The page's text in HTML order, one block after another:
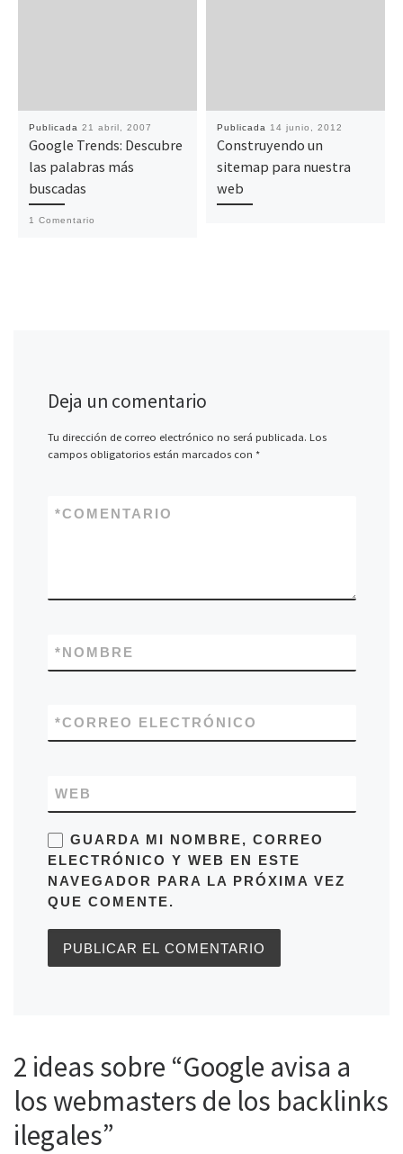
Publicada 21 abril, 2007
Google Trends: Descubre
las palabras más
buscadas
1 Comentario
Publicada 14 junio, 2012
Construyendo un
sitemap para nuestra
web
Deja un comentario
Tu dirección de correo electrónico no será publicada. Los
campos obligatorios están marcados con *
COMENTARIO
*
NOMBRE
*
CORREO ELECTRÓNICO
*
WEB
GUARDA MI NOMBRE, CORREO
ELECTRÓNICO Y WEB EN ESTE
NAVEGADOR PARA LA PRÓXIMA VEZ
QUE COMENTE.
2 ideas sobre “Google avisa a
los webmasters de los backlinks
ilegales”